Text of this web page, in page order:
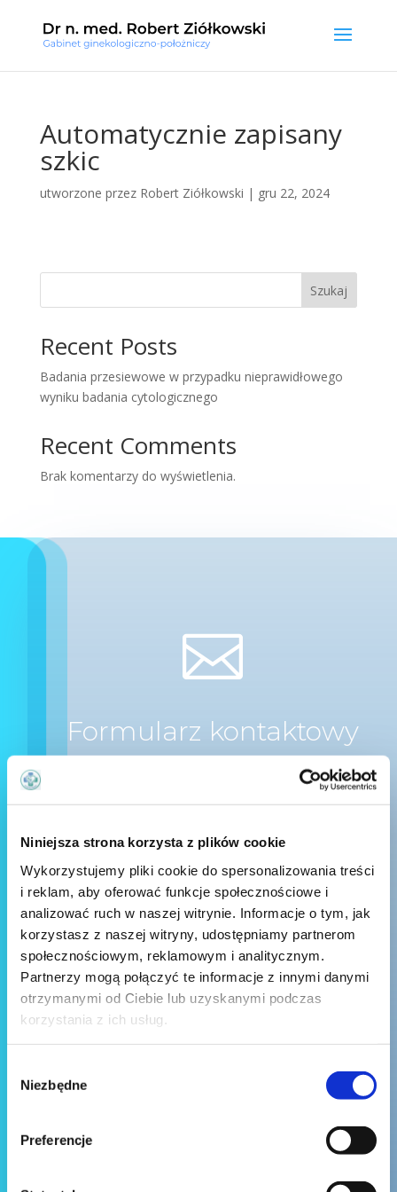
Niniejsza strona korzysta z plików cookie
Wykorzystujemy pliki cookie do spersonalizowania treści
i reklam, aby oferować funkcje społecznościowe i
analizować ruch w naszej witrynie. Informacje o tym, jak
korzystasz z naszej witryny, udostępniamy partnerom
społecznościowym, reklamowym i analitycznym.
Partnerzy mogą połączyć te informacje z innymi danymi
otrzymanymi od Ciebie lub uzyskanymi podczas
korzystania z ich usług.
zgody
Niezbędne
Preferencje
Automatycznie zapisany
szkic
utworzone przez Robert Ziółkowski | gru 22, 2024
Szukaj
Recent Posts
Badania przesiewowe w przypadku nieprawidłowego
wyniku badania cytologicznego
Recent Comments
Brak komentarzy do wyświetlenia.

Formularz kontaktowy
Wyślij wiadomość